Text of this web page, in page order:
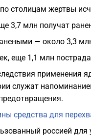
столицам жертвы
3,7 млн получат
— около 3,3
еще 1,1 млн
применения
служат
средства для
россией